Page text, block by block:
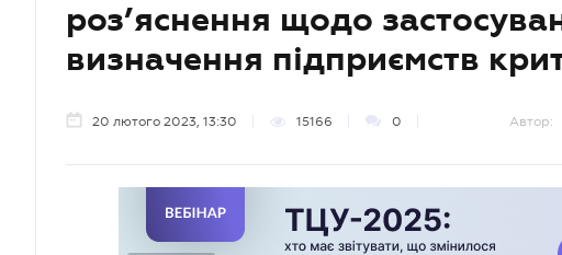
роз’яснення щодо
визначення підприємств
20 лютого 2023, 13:30 15166 0 Автор: